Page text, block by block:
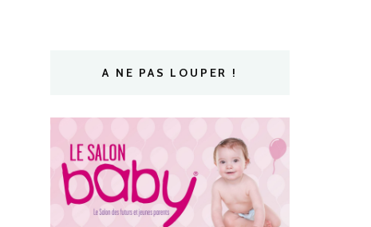
A NE PAS LOUPER !